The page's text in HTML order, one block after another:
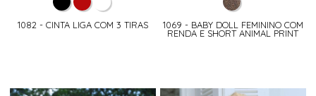
1082 - CINTA LIGA COM 3 TIRAS 1069 - BABY DOLL FEMININO COM
RENDA E SHORT ANIMAL PRINT